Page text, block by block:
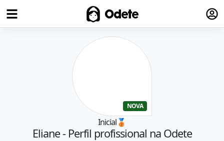
Odete
NOVA
Inicial🥉
Eliane- Perfil profissional na Odete